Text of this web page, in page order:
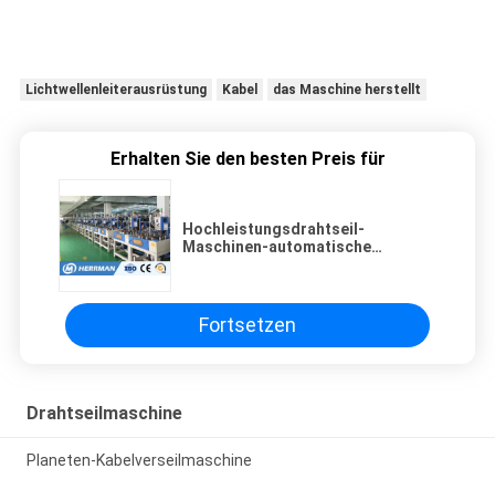
Lichtwellenleiterausrüstung Kabel das Maschine herstellt
Erhalten Sie den besten Preis für
Hochleistungsdrahtseil-
Maschinen-automatische
Fortsetzen
Drahtseilmaschine
Planeten-Kabelverseilmaschine